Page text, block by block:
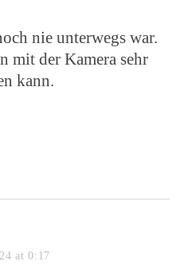
nie unterwegs war.
mit der Kamera sehr
kann.
at 0:17